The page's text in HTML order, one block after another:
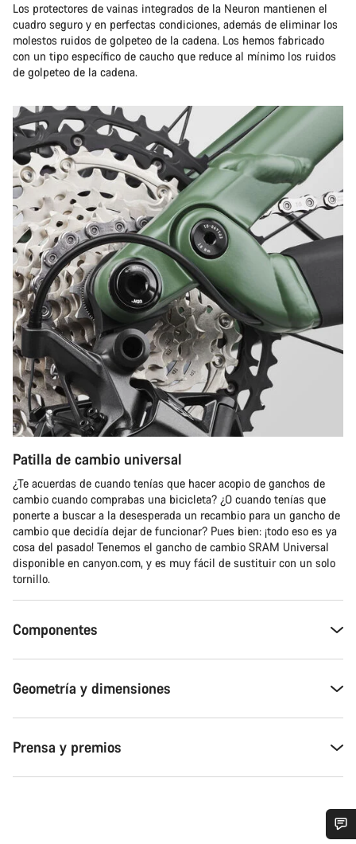
Los protectores de vainas integrados de la Neuron mantienen el
cuadro seguro y en perfectas condiciones, además de eliminar los
molestos ruidos de golpeteo de la cadena. Los hemos fabricado
con un tipo específico de caucho que reduce al mínimo los ruidos
de golpeteo de la cadena.
Patilla de cambio universal
¿Te acuerdas de cuando tenías que hacer acopio de ganchos de
cambio cuando comprabas una bicicleta? ¿O cuando tenías que
ponerte a buscar a la desesperada un recambio para un gancho de
cambio que decidía dejar de funcionar? Pues bien: ¡todo eso es ya
cosa del pasado! Tenemos el gancho de cambio SRAM Universal
disponible en canyon.com, y es muy fácil de sustituir con un solo
tornillo.
Componentes
Geometría y dimensiones
Prensa y premios